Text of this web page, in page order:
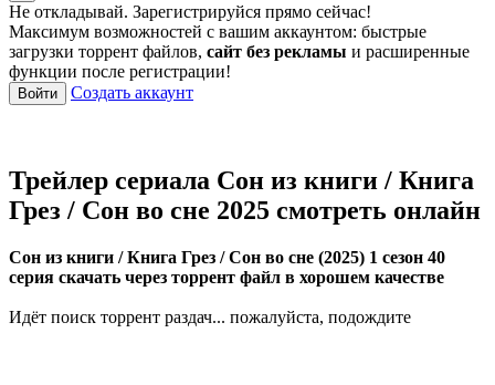
Не откладывай. Зарегистрируйся прямо сейчас!
Максимум возможностей с вашим аккаунтом: быстрые
загрузки торрент файлов, сайт без рекламы и расширенные
функции после регистрации!
Войти Создать аккаунт
Трейлер сериала Сон из книги / Книга
Грез / Сон во сне 2025 смотреть онлайн
Сон из книги / Книга Грез / Сон во сне (2025) 1 сезон 40
серия скачать через торрент файл в хорошем качестве
Идёт поиск торрент раздач... пожалуйста, подождите